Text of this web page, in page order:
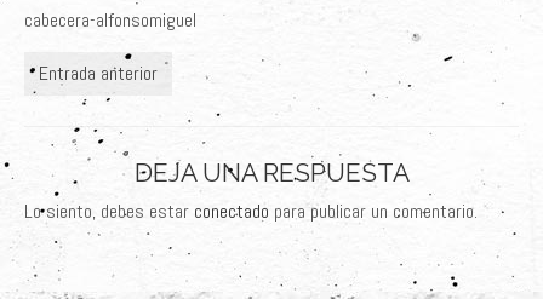
Sobre el Autor
Clientes
Adquiere su Obra
cabecera-alfonsomiguel
Entrada anterior
DEJA UNA RESPUESTA
Lo siento, debes estar conectado para publicar un comentario.